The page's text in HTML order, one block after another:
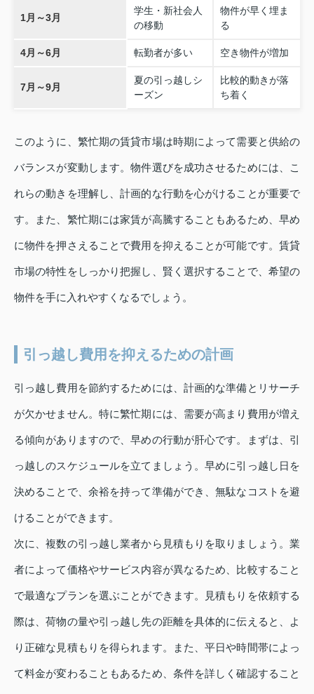
1月～3月
学生・新社会人
の移動
物件が早く埋ま
る
4月～6月 転勤者が多い 空き物件が増加
7月～9月
夏の引っ越しシ
ーズン
比較的動きが落
ち着く
このように、繁忙期の賃貸市場は時期によって需要と供給の
バランスが変動します。物件選びを成功させるためには、こ
れらの動きを理解し、計画的な行動を心がけることが重要で
す。また、繁忙期には家賃が高騰することもあるため、早め
に物件を押さえることで費用を抑えることが可能です。賃貸
市場の特性をしっかり把握し、賢く選択することで、希望の
物件を手に入れやすくなるでしょう。
引っ越し費用を抑えるための計画
引っ越し費用を節約するためには、計画的な準備とリサーチ
が欠かせません。特に繁忙期には、需要が高まり費用が増え
る傾向がありますので、早めの行動が肝心です。まずは、引
っ越しのスケジュールを立てましょう。早めに引っ越し日を
決めることで、余裕を持って準備ができ、無駄なコストを避
けることができます。
次に、複数の引っ越し業者から見積もりを取りましょう。業
者によって価格やサービス内容が異なるため、比較すること
で最適なプランを選ぶことができます。見積もりを依頼する
際は、荷物の量や引っ越し先の距離を具体的に伝えると、よ
り正確な見積もりを得られます。また、平日や時間帯によっ
て料金が変わることもあるため、条件を詳しく確認すること